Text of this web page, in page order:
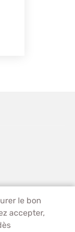
le bon
accepter,